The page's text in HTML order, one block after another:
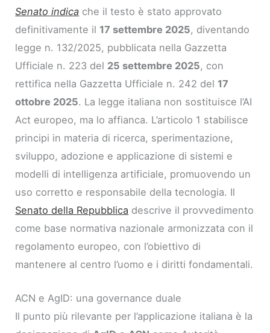
Senato indica che il testo è stato approvato
definitivamente il 17 settembre 2025, diventando
legge n. 132/2025, pubblicata nella Gazzetta
Ufficiale n. 223 del 25 settembre 2025, con
rettifica nella Gazzetta Ufficiale n. 242 del 17
ottobre 2025. La legge italiana non sostituisce l’AI
Act europeo, ma lo affianca. L’articolo 1 stabilisce
principi in materia di ricerca, sperimentazione,
sviluppo, adozione e applicazione di sistemi e
modelli di intelligenza artificiale, promuovendo un
uso corretto e responsabile della tecnologia. Il
Senato della Repubblica descrive il provvedimento
come base normativa nazionale armonizzata con il
regolamento europeo, con l’obiettivo di
mantenere al centro l’uomo e i diritti fondamentali.
ACN e AgID: una governance duale
Il punto più rilevante per l’applicazione italiana è la